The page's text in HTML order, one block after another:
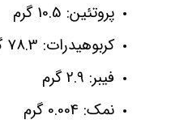
پروتئین: 10.5 گرم
کربوهیدرات: 78.3 گرم
فیبر: 2.9 گرم
نمک: 0.004 گرم